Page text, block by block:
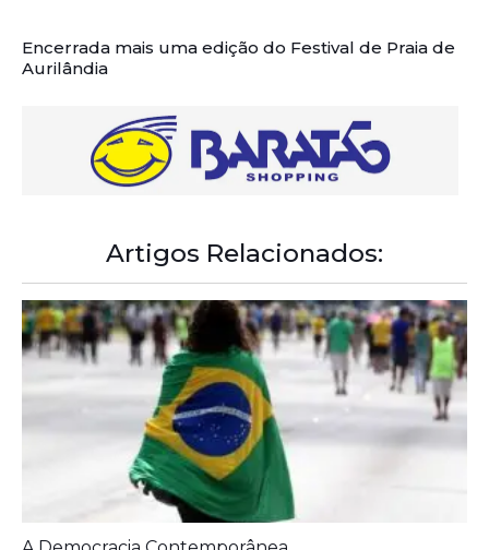
Encerrada mais uma edição do Festival de Praia de
Aurilândia
Artigos Relacionados: